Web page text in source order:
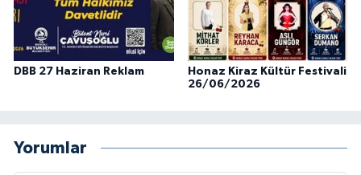
DBB 27 Haziran Reklam
Honaz Kiraz Kültür Festivali
26/06/2026
Yorumlar